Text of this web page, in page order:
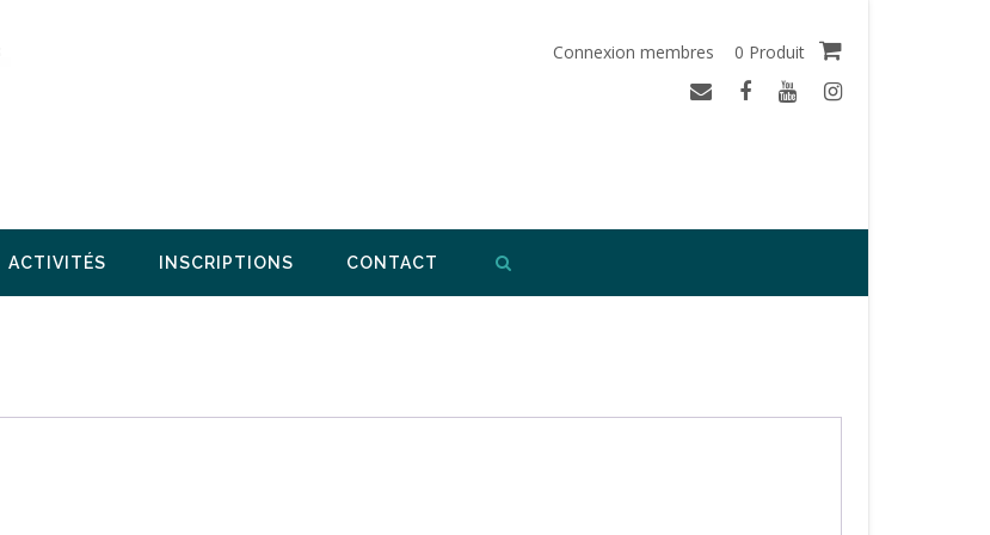
Connexion membres 0 Produit
ACTIVITÉS INSCRIPTIONS CONTACT